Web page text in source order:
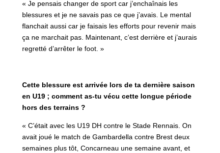
« Je pensais changer de sport car j’enchaînais les
blessures et je ne savais pas ce que j’avais. Le mental
flanchait aussi car je faisais les efforts pour revenir mais
ça ne marchait pas. Maintenant, c’est derrière et j’aurais
regretté d’arrêter le foot. »
Cette blessure est arrivée lors de ta dernière saison
en U19 ; comment as-tu vécu cette longue période
hors des terrains ?
« C’était avec les U19 DH contre le Stade Rennais. On
avait joué le match de Gambardella contre Brest deux
semaines plus tôt, Concarneau une semaine avant, et